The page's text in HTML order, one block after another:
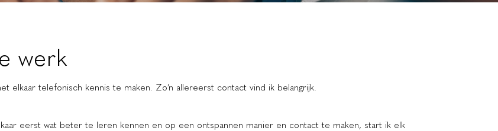
werk
elkaar telefonisch kennis te maken. Zo’n allereerst contact vind ik belangrijk.
eerst wat beter te leren kennen en op een ontspannen manier en contact te maken, start ik elk